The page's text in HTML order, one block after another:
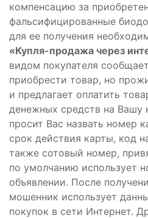
компенсацию за
фальсифицированные
для ее получения
«Купля-продажа через
видом покупателя
приобрести товар, но
и предлагает оплатить
денежных средств на Вашу
просит Вас назвать номер
срок действия карты, код
также сотовый номер,
по умолчанию использует
объявлении. После
мошенник использует
покупок в сети Интернет.